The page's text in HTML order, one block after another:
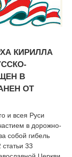
КИРИЛЛА
В
ОТ
и всея Руси
в дорожно-
собой гибель
33